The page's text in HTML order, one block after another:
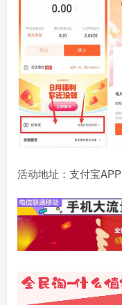
活动地址：支付宝APP